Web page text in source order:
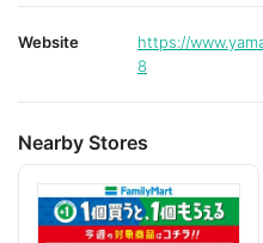
Website
https://
8
Nearby Stores